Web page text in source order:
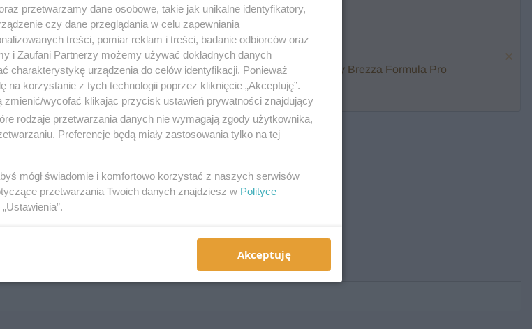
sekund? Opowiedz historię nocnego karmienia i zawalcz o Baby Brezza Formula Pro
reklama
przetwarzamy dane osobowe, takie jak unikalne identyfikatory,
czy dane przeglądania w celu zapewniania
treści, pomiar reklam i treści, badanie odbiorców oraz
i Zaufani Partnerzy możemy używać dokładnych danych
charakterystykę urządzenia do celów identyfikacji. Ponieważ
korzystanie z tych technologii poprzez kliknięcie „Akceptuję”.
zmienić/wycofać klikając przycisk ustawień prywatności znajdujący
rodzaje przetwarzania danych nie wymagają zgody użytkownika,
Preferencje będą miały zastosowania tylko na tej
mógł świadomie i komfortowo korzystać z naszych serwisów
przetwarzania Twoich danych znajdziesz w Polityce
Akceptuję